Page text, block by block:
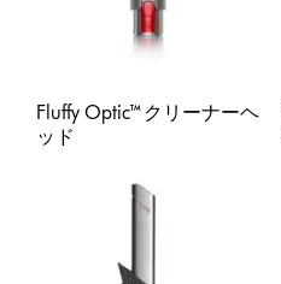
Fluffy Optic™クリーナーヘ
ッド